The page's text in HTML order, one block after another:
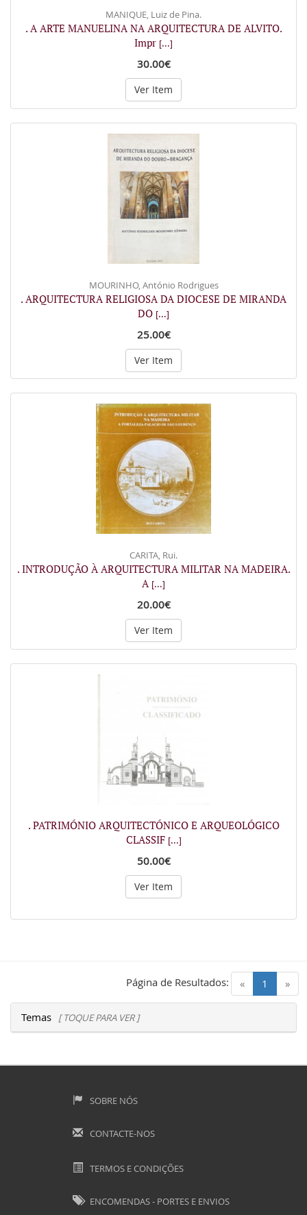
MANIQUE, Luiz de Pina.
. A ARTE MANUELINA NA ARQUITECTURA DE ALVITO.
Impr [...]
30.00€
Ver Item
MOURINHO, António Rodrigues
. ARQUITECTURA RELIGIOSA DA DIOCESE DE MIRANDA
DO [...]
25.00€
Ver Item
CARITA, Rui.
. INTRODUÇÃO À ARQUITECTURA MILITAR NA MADEIRA.
A [...]
20.00€
Ver Item
. PATRIMÓNIO ARQUITECTÓNICO E ARQUEOLÓGICO
CLASSIF [...]
50.00€
Ver Item
« 1 (current)
»
Página de Resultados:
Temas [ TOQUE PARA VER ]
SOBRE NÓS
CONTACTE-NOS
TERMOS E CONDIÇÕES
ENCOMENDAS - PORTES E ENVIOS